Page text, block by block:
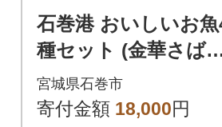
石巻港 おいしいお魚
種セット (金華さば
ィレ/味噌煮/塩焼/メヒ
カリ)
宮城県石巻市
寄付金額 18,000円